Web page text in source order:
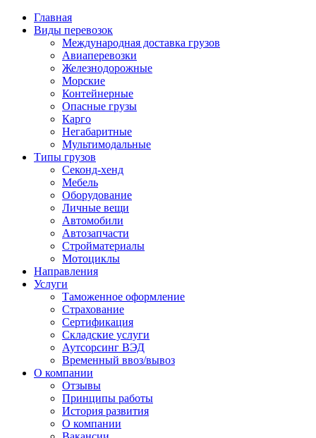
Главная
Виды перевозок
Международная доставка грузов
Авиаперевозки
Железнодорожные
Морские
Контейнерные
Опасные грузы
Карго
Негабаритные
Мультимодальные
Типы грузов
Секонд-хенд
Мебель
Оборудование
Личные вещи
Автомобили
Автозапчасти
Стройматериалы
Мотоциклы
Направления
Услуги
Таможенное оформление
Страхование
Сертификация
Складские услуги
Аутсорсинг ВЭД
Временный ввоз/вывоз
О компании
Отзывы
Принципы работы
История развития
О компании